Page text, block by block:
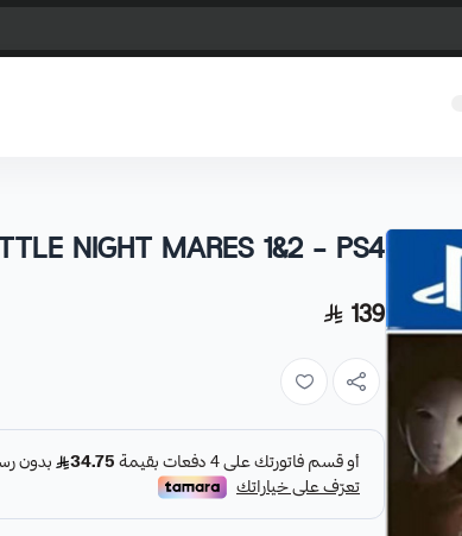
NIGHT MARES 1&2 - PS4
139